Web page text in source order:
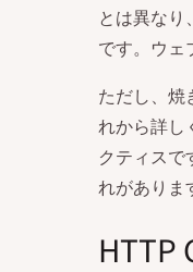
とは異なり
です。ウェ
ただし、焼
れから詳し
クティス
れがありま
HTTP